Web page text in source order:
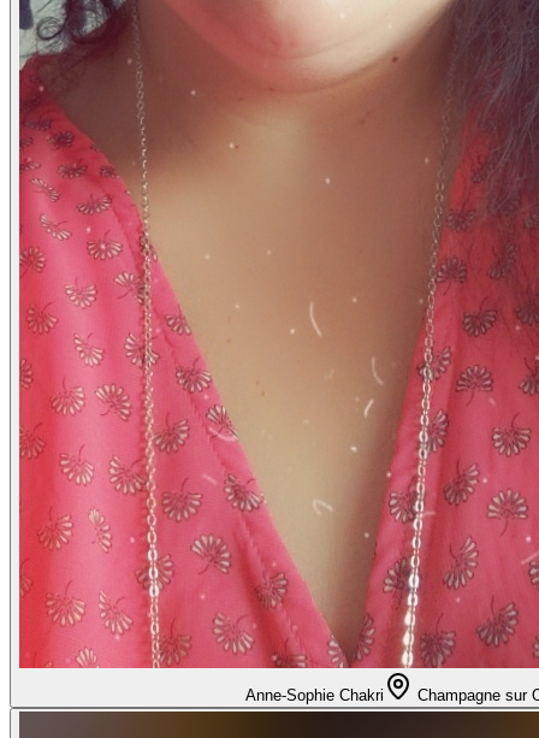
Anne-Sophie Chakri Champagne sur